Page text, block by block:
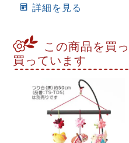
詳細を見る
この商品を買
買っています